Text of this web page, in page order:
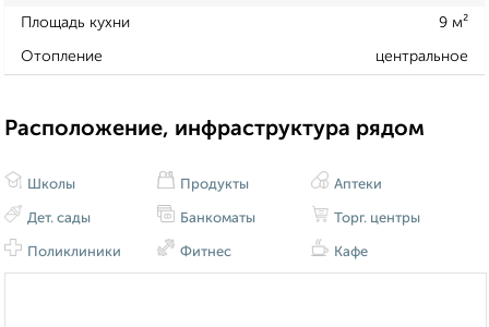
Площадь кухни 9 м²
Отопление центральное
Расположение, инфраструктура рядом
Школы
Дет. сады
Поликлиники
Продукты
Банкоматы
Фитнес
Аптеки
Торг. центры
Кафе